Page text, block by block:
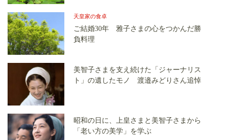
天皇家の食卓
ご結婚30年 雅子さまの心をつかんだ勝
負料理
美智子さまを支え続けた「ジャーナリス
ト」の遺したモノ 渡邉みどりさん追悼
昭和の日に、上皇さまと美智子さまから
「老い方の美学」を学ぶ